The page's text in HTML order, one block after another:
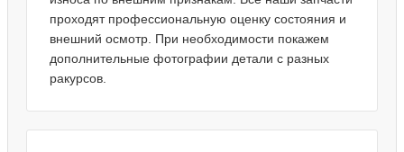
проходят профессиональную оценку состояния и
внешний осмотр. При необходимости покажем
дополнительные фотографии детали с разных
ракурсов.